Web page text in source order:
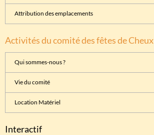
Attribution des emplacements
Activités du comité des fêtes de Cheux
Qui sommes-nous ?
Vie du comité
Location Matériel
Interactif